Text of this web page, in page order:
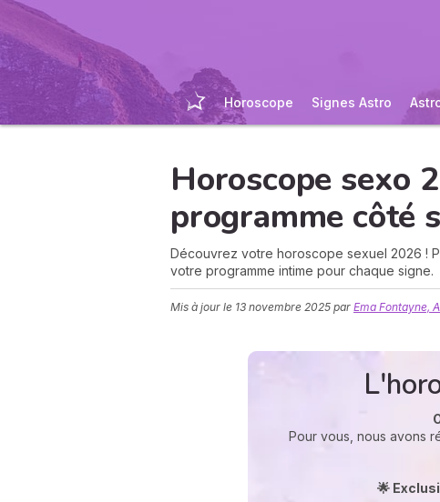
Horoscope Signes Astro
Horoscope sexo
programme côté
Découvrez votre horoscope sexuel 2026 !
votre programme intime pour chaque signe.
Mis à jour le 13 novembre 2025 par Ema Fontayne,
Pour vous, nous avons
🌟